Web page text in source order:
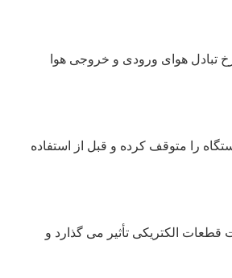
تبادل هوای ورودی و خروجی هوا
را متوقف کرده و قبل از استفاده
قطعات الکتریکی تأثیر می گذارد و